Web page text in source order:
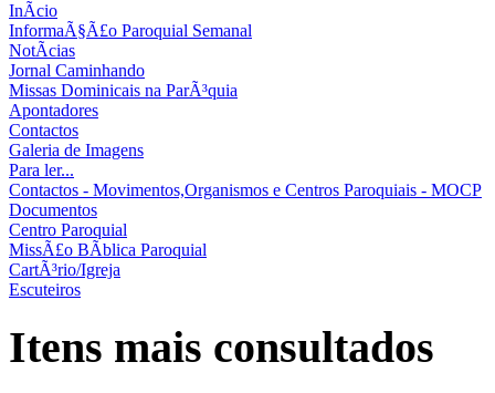
InÃ­cio
InformaÃ§Ã£o Paroquial Semanal
NotÃ­cias
Jornal Caminhando
Missas Dominicais na ParÃ³quia
Apontadores
Contactos
Galeria de Imagens
Para ler...
Contactos - Movimentos,Organismos e Centros Paroquiais - MOCP
Documentos
Centro Paroquial
MissÃ£o BÃ­blica Paroquial
CartÃ³rio/Igreja
Escuteiros
Itens mais consultados